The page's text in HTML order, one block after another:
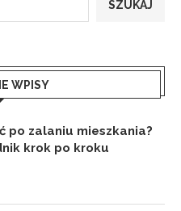
SZUKAJ
WPISY
po zalaniu mieszkania?
krok po kroku